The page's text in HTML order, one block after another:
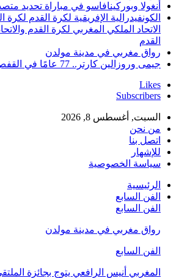
أنغولا وبوركينافاسو في مباراة تحديد
الكونفيدرالية الإفريقية لكرة القدم
الاتحاد الملكي المغربي لكرة القدم
القدم
رواق مغربي في مدينة مولدن
جيمى وروزالين كارتر.. 77 عامًا في القفص الذهبي
Likes
Subscribers
السبت, أغسطس 8, 2026
من نحن
اتصل بنا
للإشهار
سياسة الخصوصية
الرئيسية
الفن السابع
الفن السابع
رواق مغربي في مدينة مولدن
الفن السابع
المغربي أنيس الرافعي يتوج بجائزة